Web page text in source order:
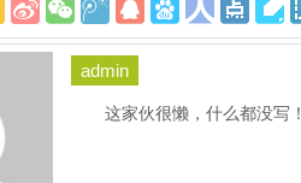
admin
这家伙很懒，什么都没写！